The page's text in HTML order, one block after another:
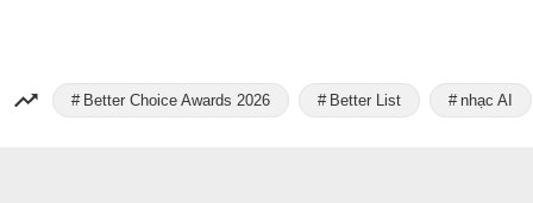
Better Choice Awards 2026 Better List nhạc AI